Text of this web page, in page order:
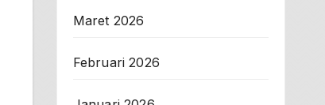
Maret 2026
Februari 2026